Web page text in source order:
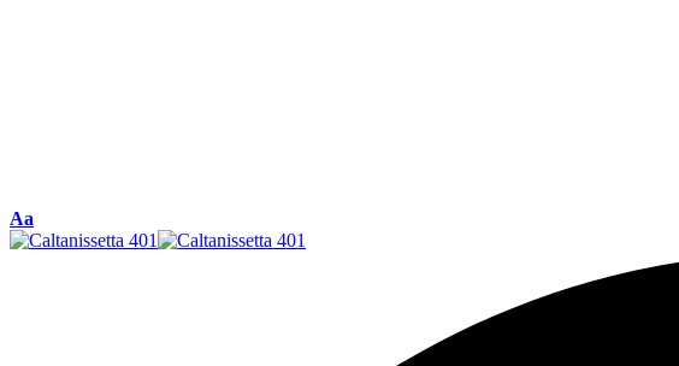
Font
Resizer
Aa